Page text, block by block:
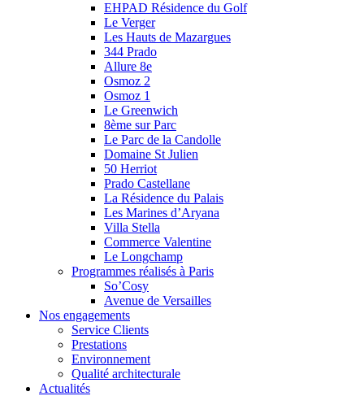
EHPAD Résidence du Golf
Le Verger
Les Hauts de Mazargues
344 Prado
Allure 8e
Osmoz 2
Osmoz 1
Le Greenwich
8ème sur Parc
Le Parc de la Candolle
Domaine St Julien
50 Herriot
Prado Castellane
La Résidence du Palais
Les Marines d’Aryana
Villa Stella
Commerce Valentine
Le Longchamp
Programmes réalisés à Paris
So’Cosy
Avenue de Versailles
Nos engagements
Service Clients
Prestations
Environnement
Qualité architecturale
Actualités